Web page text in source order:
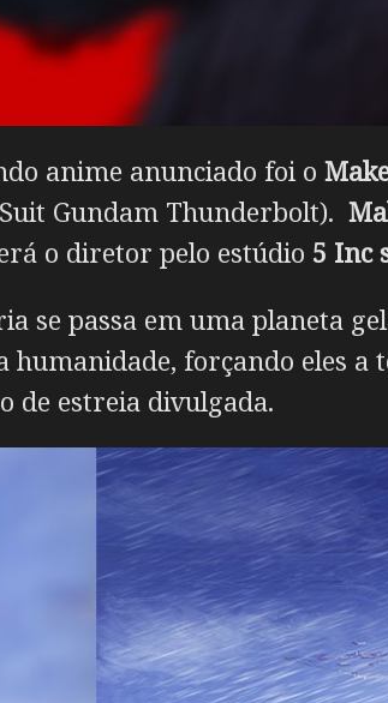
anime anunciado foi o
Gundam Thunderbolt).
o diretor pelo estúdio 5 Inc
se passa em uma planeta
humanidade, forçando eles
de estreia divulgada.